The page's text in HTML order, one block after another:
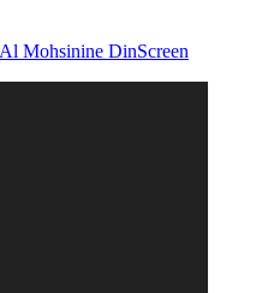
Mohsinine DinScreen